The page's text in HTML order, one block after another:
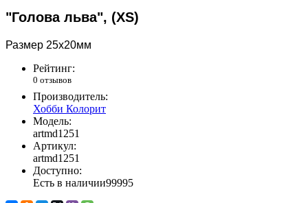
"Голова льва", (XS)
Размер 25х20мм
Рейтинг:
0 отзывов
Производитель:
Хобби Колорит
Модель:
artmd1251
Артикул:
artmd1251
Доступно:
Есть в наличии99995